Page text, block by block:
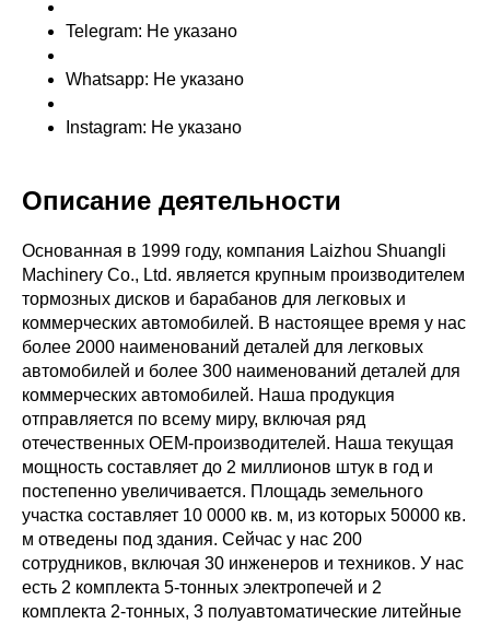
Telegram: Не указано
Whatsapp: Не указано
Instagram: Не указано
Описание деятельности
Основанная в 1999 году, компания Laizhou Shuangli
Machinery Co., Ltd. является крупным производителем
тормозных дисков и барабанов для легковых и
коммерческих автомобилей. В настоящее время у нас
более 2000 наименований деталей для легковых
автомобилей и более 300 наименований деталей для
коммерческих автомобилей. Наша продукция
отправляется по всему миру, включая ряд
отечественных OEM-производителей. Наша текущая
мощность составляет до 2 миллионов штук в год и
постепенно увеличивается. Площадь земельного
участка составляет 10 0000 кв. м, из которых 50000 кв.
м отведены под здания. Сейчас у нас 200
сотрудников, включая 30 инженеров и техников. У нас
есть 2 комплекта 5-тонных электропечей и 2
комплекта 2-тонных, 3 полуавтоматические литейные